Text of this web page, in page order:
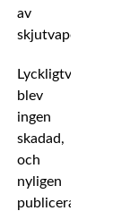
av
skjutvapen.
Lyckligtvis
blev
ingen
skadad,
och
nyligen
publicerades